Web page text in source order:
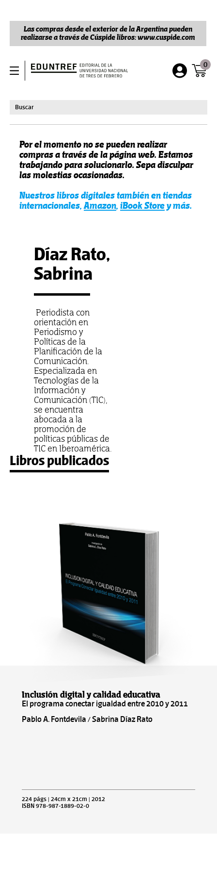
Las compras desde el exterior de la Argentina pueden
realizarse a través de Cúspide libros: www.cuspide.com
0
Por el momento no se pueden realizar
compras a través de la página web. Estamos
trabajando para solucionarlo. Sepa disculpar
las molestias ocasionadas.
Nuestros libros digitales también en tiendas
internacionales, Amazon, iBook Storey más.
Díaz Rato,
Sabrina
Periodista con
orientación en
Periodismo y
Políticas de la
Planificación de la
Comunicación.
Especializada en
Tecnologías de la
Información y
Comunicación (TIC),
se encuentra
abocada a la
promoción de
políticas públicas de
TIC en Iberoamérica.
Libros publicados
Inclusión digital y calidad educativa
El programa conectar igualdad entre 2010 y 2011
Pablo A. Fontdevila / Sabrina Díaz Rato
224 págs | 24cm x 21cm | 2012
ISBN 978-987-1889-02-0